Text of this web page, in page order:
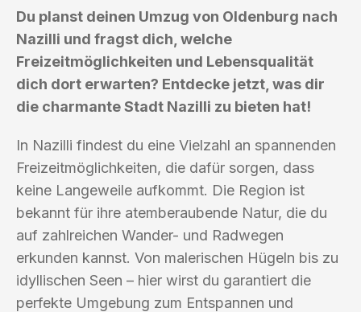
Du planst deinen Umzug von Oldenburg nach
Nazilli und fragst dich, welche
Freizeitmöglichkeiten und Lebensqualität
dich dort erwarten? Entdecke jetzt, was dir
die charmante Stadt Nazilli zu bieten hat!
In Nazilli findest du eine Vielzahl an spannenden
Freizeitmöglichkeiten, die dafür sorgen, dass
keine Langeweile aufkommt. Die Region ist
bekannt für ihre atemberaubende Natur, die du
auf zahlreichen Wander- und Radwegen
erkunden kannst. Von malerischen Hügeln bis zu
idyllischen Seen – hier wirst du garantiert die
perfekte Umgebung zum Entspannen und